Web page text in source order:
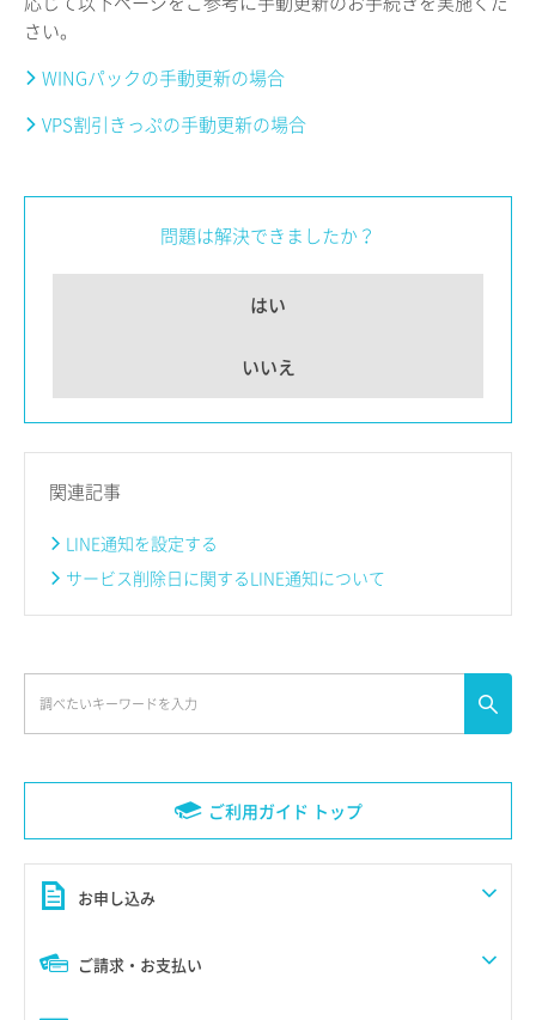
ご利用ガイド トップ
お申し込み
ご請求・お支払い
さい。
WINGパックの手動更新の場合
VPS割引きっぷの手動更新の場合
問題は解決できましたか？
はい
いいえ
関連記事
LINE通知を設定する
サービス削除日に関するLINE通知について